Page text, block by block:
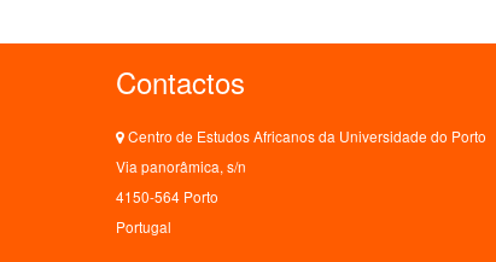
Contactos
Centro de Estudos Africanos da Universidade do Porto
Via panorâmica, s/n
4150-564 Porto
Portugal